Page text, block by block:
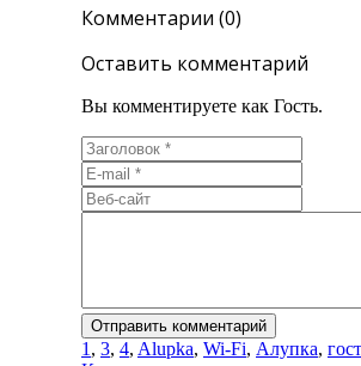
Комментарии (0)
Оставить комментарий
Вы комментируете как Гость.
1 , 3, 4, Alupka, Wi-Fi, Алупка,